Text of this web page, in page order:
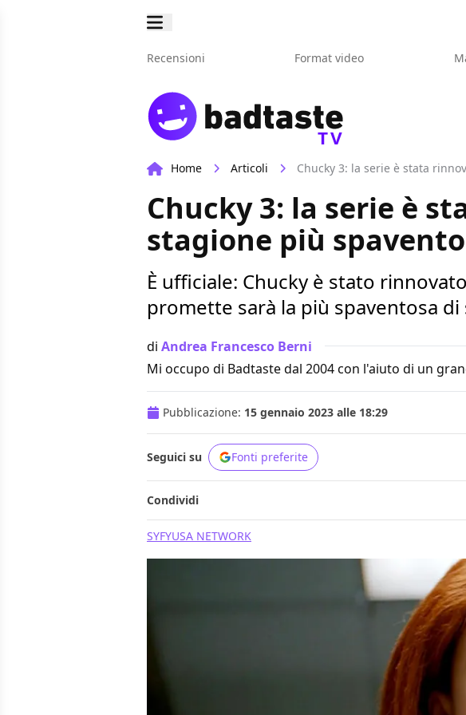
Recensioni Format video
TV
Home Articoli Chucky 3: la serie è stata
Chucky 3: la serie è
stagione più
È ufficiale: Chucky è stato
promette sarà la più spaventosa di
di Andrea Francesco Berni
Mi occupo di Badtaste dal 2004 con l'aiuto di un
Pubblicazione: 15 gennaio 2023 alle 18:29
Seguici su Fonti preferite
Condividi
SYFYUSA NETWORK